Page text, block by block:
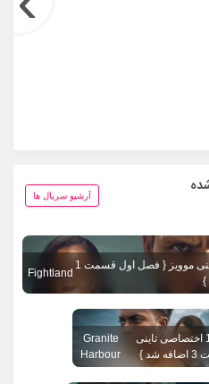
آرشیو سریال ها
تگ تصویر عوض شد 1080 اختصاصی تاینی موویز { فصل اول قسمت 1
}
Fightland
تگ تصویر عوض شد 1080 اختصاصی تاینی
}
Granite
Harbour